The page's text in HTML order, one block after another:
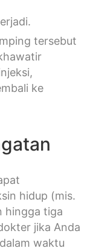
tersebut
ke
hidup (mis.
hingga tiga
jika Anda
waktu